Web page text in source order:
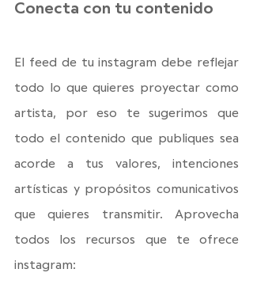
Conecta con tu contenido
El feed de tu instagram debe reflejar
todo lo que quieres proyectar como
artista, por eso te sugerimos que
todo el contenido que publiques sea
acorde a tus valores, intenciones
artísticas y propósitos comunicativos
que quieres transmitir. Aprovecha
todos los recursos que te ofrece
instagram: